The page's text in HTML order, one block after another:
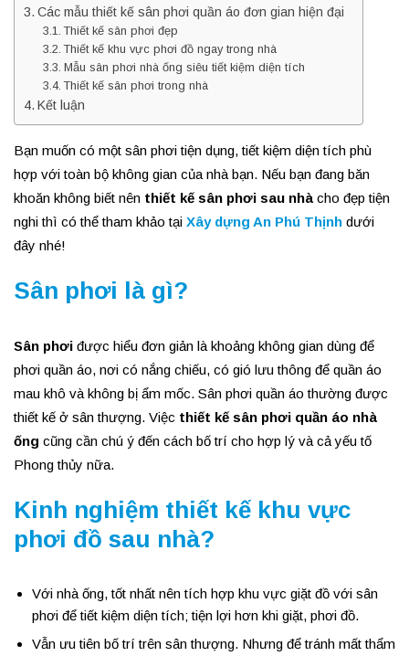
Các mẫu thiết kế sân phơi quần áo đơn gian hiện đại
Thiết kế sân phơi đẹp
Thiết kế khu vực phơi đồ ngay trong nhà
Mẫu sân phơi nhà ống siêu tiết kiệm diện tích
Thiết kế sân phơi trong nhà
Kết luận
Bạn muốn có một sân phơi tiện dụng, tiết kiệm diện tích phù
hợp với toàn bộ không gian của nhà bạn. Nếu bạn đang băn
khoăn không biết nên thiết kế sân phơi sau nhà cho đẹp tiện
nghi thì có thể tham khảo tại Xây dựng An Phú Thịnh dưới
đây nhé!
Sân phơi là gì?
Sân phơi được hiểu đơn giản là khoảng không gian dùng để
phơi quần áo, nơi có nắng chiếu, có gió lưu thông để quần áo
mau khô và không bị ẩm mốc. Sân phơi quần áo thường được
thiết kế ở sân thượng. Việc thiết kế sân phơi quần áo nhà
ống cũng cần chú ý đến cách bố trí cho hợp lý và cả yếu tố
Phong thủy nữa.
Kinh nghiệm thiết kế khu vực
phơi đồ sau nhà?
Với nhà ống, tốt nhất nên tích hợp khu vực giặt đồ với sân
phơi để tiết kiệm diện tích; tiện lợi hơn khi giặt, phơi đồ.
Vẫn ưu tiên bố trí trên sân thượng. Nhưng để tránh mất thẩm